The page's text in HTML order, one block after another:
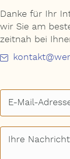
Mail-
Adresse
Nachricht
Danke für Ihr
wir Sie am
zeitnah bei